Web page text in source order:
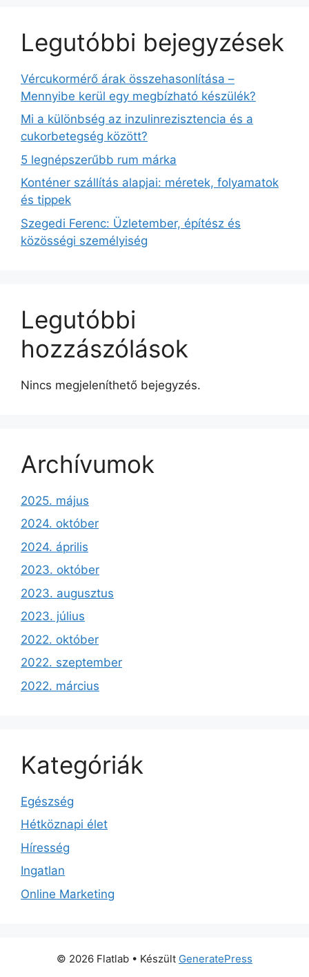
Legutóbbi bejegyzések
Vércukormérő árak összehasonlítása –
Mennyibe kerül egy megbízható készülék?
Mi a különbség az inzulinrezisztencia és a
cukorbetegség között?
5 legnépszerűbb rum márka
Konténer szállítás alapjai: méretek, folyamatok
és tippek
Szegedi Ferenc: Üzletember, építész és
közösségi személyiség
Legutóbbi
hozzászólások
Nincs megjeleníthető bejegyzés.
Archívumok
2025. május
2024. október
2024. április
2023. október
2023. augusztus
2023. július
2022. október
2022. szeptember
2022. március
Kategóriák
Egészség
Hétköznapi élet
Híresség
Ingatlan
Online Marketing
© 2026 Flatlab • Készült GeneratePress